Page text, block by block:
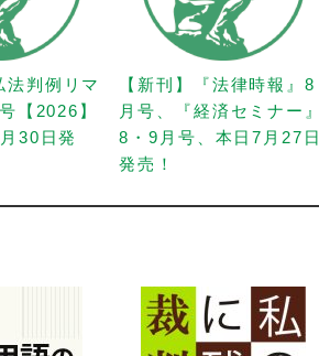
法判例リマ
【2026】
30日発
【新刊】『法律時報』8
月号、『経済セミナー』
8・9月号、本日7月27日
発売！